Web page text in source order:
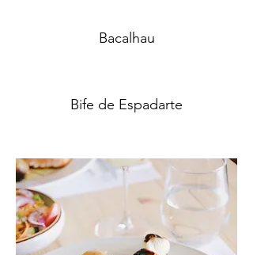
Bacalhau
Bife de Espadarte